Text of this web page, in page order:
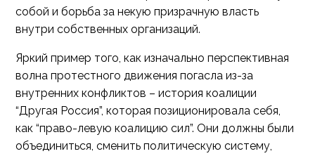
собой и борьба за некую призрачную власть
внутри собственных организаций.
Яркий пример того, как изначально перспективная
волна протестного движения погасла из-за
внутренних конфликтов – история коалиции
“Другая Россия”, которая позиционировала себя,
как “право-левую коалицию сил”. Они должны были
объединиться, сменить политическую систему,